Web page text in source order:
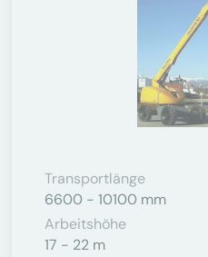
Transportlänge
6600 - 10100 mm
Arbeitshöhe
17 - 22 m